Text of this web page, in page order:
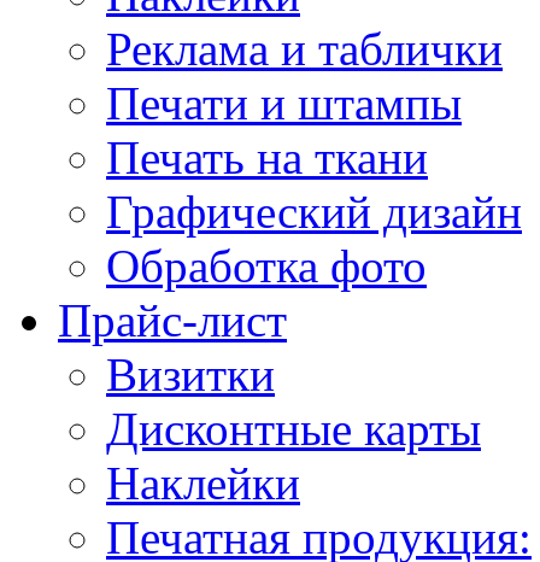
Реклама и таблички
Печати и штампы
Печать на ткани
Графический дизайн
Обработка фото
Прайс-лист
Визитки
Дисконтные карты
Наклейки
Печатная продукция: